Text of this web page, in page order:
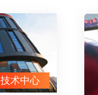
技术中心